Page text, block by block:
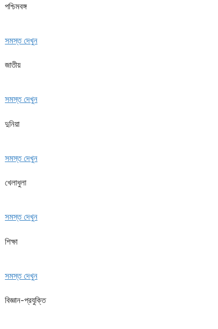
পশ্চিমবঙ্গ
সমস্ত দেখুন
জাতীয়
সমস্ত দেখুন
দুনিয়া
সমস্ত দেখুন
খেলাধুলা
সমস্ত দেখুন
শিক্ষা
সমস্ত দেখুন
বিজ্ঞান-প্রযুক্তি